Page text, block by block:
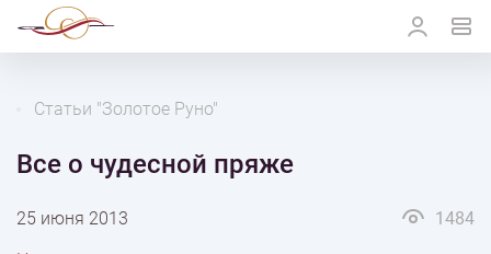
Статьи "Золотое Руно"
Все о чудесной пряже
25 июня 2013
1484